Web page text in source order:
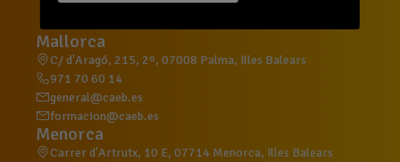
Mallorca
C/ d'Aragó, 215, 2º, 07008 Palma, Illes Balears
971 70 60 14
general@caeb.es
formacion@caeb.es
Menorca
Carrer d'Artrutx, 10 E, 07714 Menorca, Illes Balears